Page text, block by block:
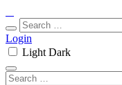
Login
Light Dark